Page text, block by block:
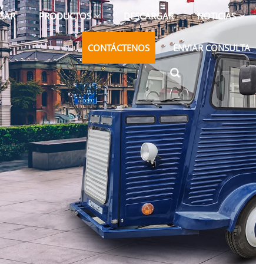
PRODUCTOS DESCARGAR NOTICIAS
CONTÁCTENOS ENVIAR CONSULTA